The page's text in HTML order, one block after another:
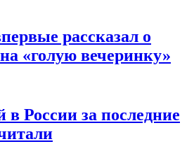
рассказал о
«голую вечеринку»
в России за последние